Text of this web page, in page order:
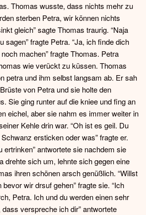
Thomas wusste, dass nichts mehr zu
sterben Petra, wir können nichts
gleich” sagte Thomas traurig. “Naja
sagen” fragte Petra. “Ja, ich finde dich
machen” fragte Thomas. Petra
wie verückt zu küssen. Thomas
petra und ihm selbst langsam ab. Er sah
von Petra und sie holte den
Sie ging runter auf die kniee und fing an
eichel, aber sie nahm es immer weiter in
Kehle drin war. “Oh ist es geil. Du
ersticken oder was” fragte er.
ertrinken” antwortete sie nachdem sie
drehte sich um, lehnte sich gegen eine
ihren schönen arsch genüßlich. “Willst
wir drsuf gehen” fragte sie. “Ich
Petra. Ich und du werden einen sehr
verspreche ich dir” antwortete